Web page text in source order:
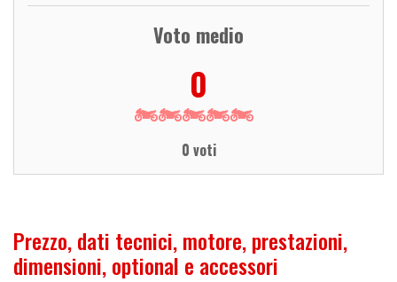
Voto medio
0
0 voti
Prezzo, dati tecnici, motore, prestazioni,
dimensioni, optional e accessori